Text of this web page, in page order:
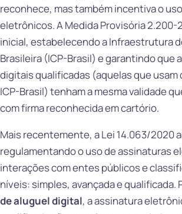
reconhece, mas também incentiva o
eletrônicos. A Medida Provisória 2.200-
inicial, estabelecendo a Infraestrutura
Brasileira (ICP-Brasil) e garantindo que
digitais qualificadas (aquelas que
ICP-Brasil) tenham a mesma validade
com firma reconhecida em cartório.
Mais recentemente, a Lei 14.063/2020
regulamentando o uso de assinaturas
interações com entes públicos e
níveis: simples, avançada e qualificada.
de aluguel digital, a assinatura